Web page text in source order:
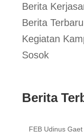
Berita
Berita Terbaru
Kegiatan
Sosok
Berita
FEB Udinus